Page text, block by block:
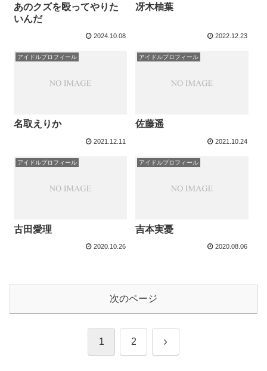
あのクズを殴ってやりた
いんだ
2024.10.08
冴木柚葉
2022.12.23
アイドルプロフィール
名取えりか
2021.12.11
アイドルプロフィール
佐藤遥
2021.10.24
アイドルプロフィール
古田愛理
2020.10.26
アイドルプロフィール
吉本実憂
2020.08.06
次のページ
1 2 次